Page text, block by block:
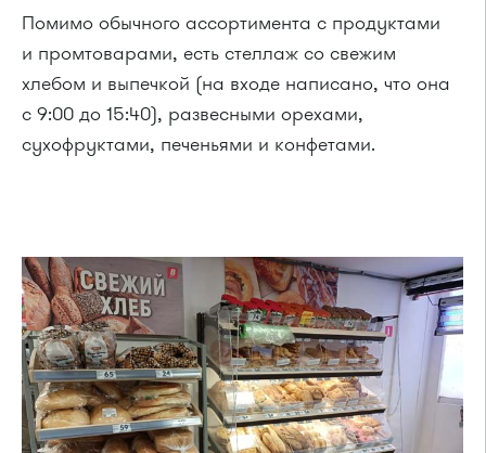
Помимо обычного ассортимента с продуктами
и промтоварами, есть стеллаж со свежим
хлебом и выпечкой (на входе написано, что она
с 9:00 до 15:40), развесными орехами,
сухофруктами, печеньями и конфетами.